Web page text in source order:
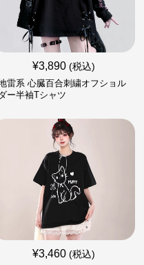
¥3,890 (税込)
雷系 心臓百合刺繍オフショル
ー半袖Tシャツ
¥3,460 (税込)